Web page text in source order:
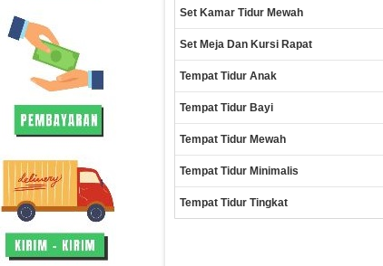
Set Kamar Tidur Mewah
Set Meja Dan Kursi Rapat
Tempat Tidur Anak
Tempat Tidur Bayi
Tempat Tidur Mewah
Tempat Tidur Minimalis
Tempat Tidur Tingkat